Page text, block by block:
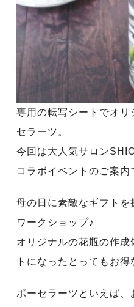
専用の転写シートでオ
セラーツ。
今回は大人気サロン
コラボイベントのご案内
母の日に素敵なギフト
ワークショップ♪
オリジナルの花瓶の作
トになったとってもお得
ポーセラーツといえば